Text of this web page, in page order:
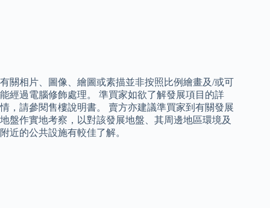
有關相片、圖像、繪圖或素描並非按照比例繪畫及/或可
能經過電腦修飾處理。 準買家如欲了解發展項目的詳
情，請參閱售樓說明書。 賣方亦建議準買家到有關發展
地盤作實地考察，以對該發展地盤、其周邊地區環境及
附近的公共設施有較佳了解。